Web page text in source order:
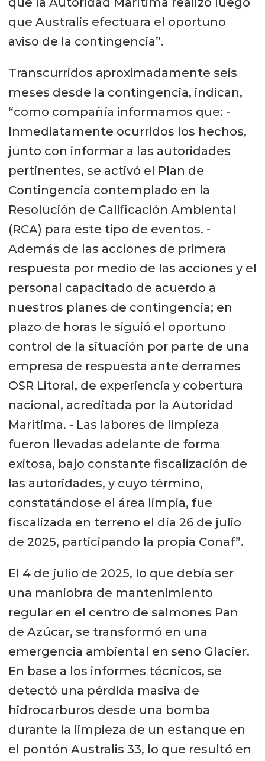
que Australis efectuara el oportuno
aviso de la contingencia”.
Transcurridos aproximadamente seis
meses desde la contingencia, indican,
“como compañía informamos que: -
Inmediatamente ocurridos los hechos,
junto con informar a las autoridades
pertinentes, se activó el Plan de
Contingencia contemplado en la
Resolución de Calificación Ambiental
(RCA) para este tipo de eventos. -
Además de las acciones de primera
respuesta por medio de las acciones y el
personal capacitado de acuerdo a
nuestros planes de contingencia; en
plazo de horas le siguió el oportuno
control de la situación por parte de una
empresa de respuesta ante derrames
OSR Litoral, de experiencia y cobertura
nacional, acreditada por la Autoridad
Marítima. - Las labores de limpieza
fueron llevadas adelante de forma
exitosa, bajo constante fiscalización de
las autoridades, y cuyo término,
constatándose el área limpia, fue
fiscalizada en terreno el día 26 de julio
de 2025, participando la propia Conaf”.
El 4 de julio de 2025, lo que debía ser
una maniobra de mantenimiento
regular en el centro de salmones Pan
de Azúcar, se transformó en una
emergencia ambiental en seno Glacier.
En base a los informes técnicos, se
detectó una pérdida masiva de
hidrocarburos desde una bomba
durante la limpieza de un estanque en
el pontón Australis 33, lo que resultó en